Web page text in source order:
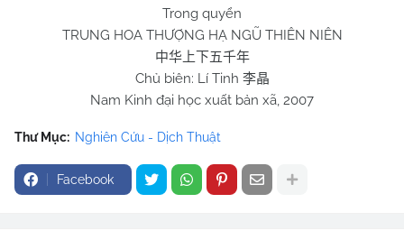
Trong quyển
TRUNG HOA THƯỢNG HẠ NGŨ THIÊN NIÊN
中华上下五千年
Chủ biên: Lí Tinh 李晶
Nam Kinh đại học xuất bản xã, 2007
Thư Mục: Nghiên Cứu - Dịch Thuật
Facebook